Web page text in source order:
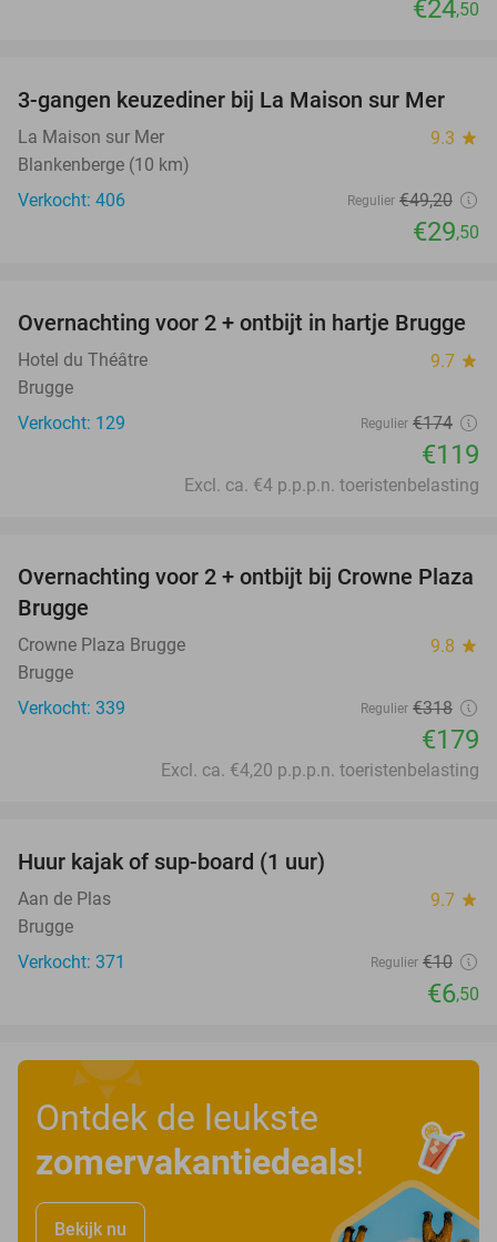
€24,50
40%
3-gangen keuzediner bij La Maison sur Mer
La Maison sur Mer 9.3 star
Blankenberge (10 km)
Verkocht: 406
Regulier €49,20
€29,50
32%
Overnachting voor 2 + ontbijt in hartje Brugge
Hotel du Théâtre 9.7 star
Brugge
Verkocht: 129
Regulier €174
€119
Excl. ca. €4 p.p.p.n. toeristenbelasting
44%
Overnachting voor 2 + ontbijt bij Crowne Plaza
Brugge
Crowne Plaza Brugge 9.8 star
Brugge
Verkocht: 339
Regulier €318
€179
Excl. ca. €4,20 p.p.p.n. toeristenbelasting
Huur kajak of sup-board (1 uur)
Aan de Plas 9.7 star
Brugge
Verkocht: 371
Regulier €10
€6,50
Ontdek de leukste
zomervakantiedeals!
Bekijk nu